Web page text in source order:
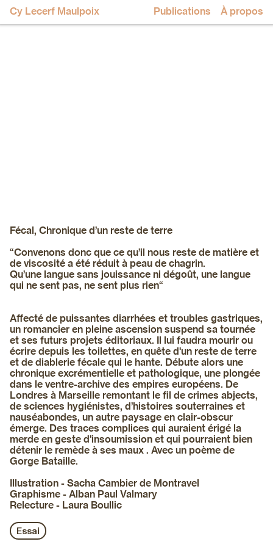
Cy Lecerf Maulpoix Publications À propos
Fécal, Chronique d’un reste de terre
“Convenons donc que ce qu’il nous reste de matière et
de viscosité a été réduit à peau de chagrin.
Qu’une langue sans jouissance ni dégoût, une langue
qui ne sent pas, ne sent plus rien“
Affecté de puissantes diarrhées et troubles gastriques,
un romancier en pleine ascension suspend sa tournée
et ses futurs projets éditoriaux. Il lui faudra mourir ou
écrire depuis les toilettes, en quête d'un reste de terre
et de diablerie fécale qui le hante. Débute alors une
chronique excrémentielle et pathologique, une plongée
dans le ventre-archive des empires européens. De
Londres à Marseille remontant le fil de crimes abjects,
de sciences hygiénistes, d’histoires souterraines et
nauséabondes, un autre paysage en clair-obscur
émerge. Des traces complices qui auraient érigé la
merde en geste d'insoumission et qui pourraient bien
détenir le remède à ses maux . Avec un poème de
Gorge Bataille.
Illustration - Sacha Cambier de Montravel
Graphisme - Alban Paul Valmary
Relecture - Laura Boullic
Essai